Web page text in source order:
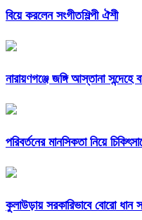
বিয়ে করলেন সংগীতশিল্পী ঐশী
নারায়ণগঞ্জে জঙ্গি আস্তানা সন্দেহে
পরিবর্তনের মানসিকতা নিয়ে
কুলাউড়ায় সরকারিভাবে বোরো